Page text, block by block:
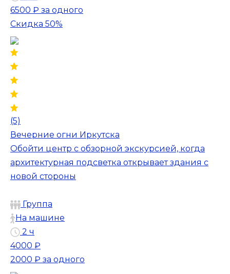
6500 ₽ за одного
Скидка 50%
(5)
Вечерние огни Иркутска
Обойти центр с обзорной экскурсией, когда
архитектурная подсветка открывает здания с
новой стороны
Группа
На машине
2 ч
4000 ₽
2000 ₽ за одного